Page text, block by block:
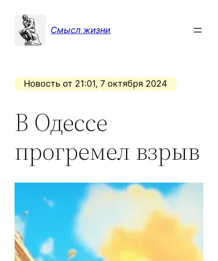
содержимому
Смысл жизни
Новость от 21:01, 7 октября 2024
В Одессе
прогремел взрыв